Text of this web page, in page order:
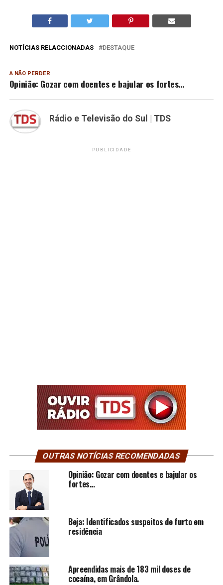
NOTÍCIAS RELACCIONADAS DESTAQUE
A NÃO PERDER
Opinião: Gozar com doentes e bajular os fortes…
Rádio e Televisão do Sul | TDS
PUBLICIDADE
OUTRAS NOTÍCIAS RECOMENDADAS
Opinião: Gozar com doentes e bajular os
fortes…
Beja: Identificados suspeitos de furto em
residência
Apreendidas mais de 183 mil doses de
cocaína, em Grândola.